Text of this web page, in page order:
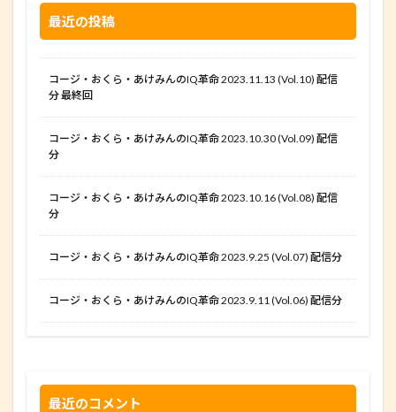
最近の投稿
コージ・おくら・あけみんのIQ革命 2023.11.13 (Vol.10) 配信
分 最終回
コージ・おくら・あけみんのIQ革命 2023.10.30 (Vol.09) 配信
分
コージ・おくら・あけみんのIQ革命 2023.10.16 (Vol.08) 配信
分
コージ・おくら・あけみんのIQ革命 2023.9.25 (Vol.07) 配信分
コージ・おくら・あけみんのIQ革命 2023.9.11 (Vol.06) 配信分
最近のコメント